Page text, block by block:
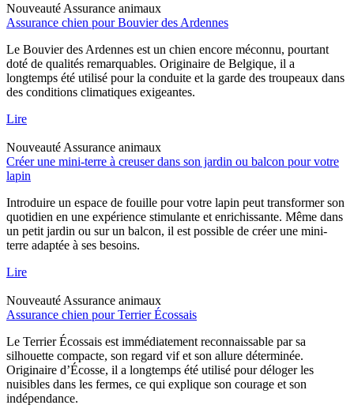
Nouveauté Assurance animaux
Assurance chien pour Bouvier des Ardennes
Le Bouvier des Ardennes est un chien encore méconnu, pourtant
doté de qualités remarquables. Originaire de Belgique, il a
longtemps été utilisé pour la conduite et la garde des troupeaux dans
des conditions climatiques exigeantes.
Lire
Nouveauté Assurance animaux
Créer une mini-terre à creuser dans son jardin ou balcon pour votre
lapin
Introduire un espace de fouille pour votre lapin peut transformer son
quotidien en une expérience stimulante et enrichissante. Même dans
un petit jardin ou sur un balcon, il est possible de créer une mini-
terre adaptée à ses besoins.
Lire
Nouveauté Assurance animaux
Assurance chien pour Terrier Écossais
Le Terrier Écossais est immédiatement reconnaissable par sa
silhouette compacte, son regard vif et son allure déterminée.
Originaire d’Écosse, il a longtemps été utilisé pour déloger les
nuisibles dans les fermes, ce qui explique son courage et son
indépendance.